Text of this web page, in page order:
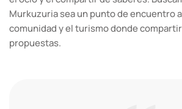
Murkuzuria sea un punto de encuentro
comunidad y el turismo donde
propuestas.